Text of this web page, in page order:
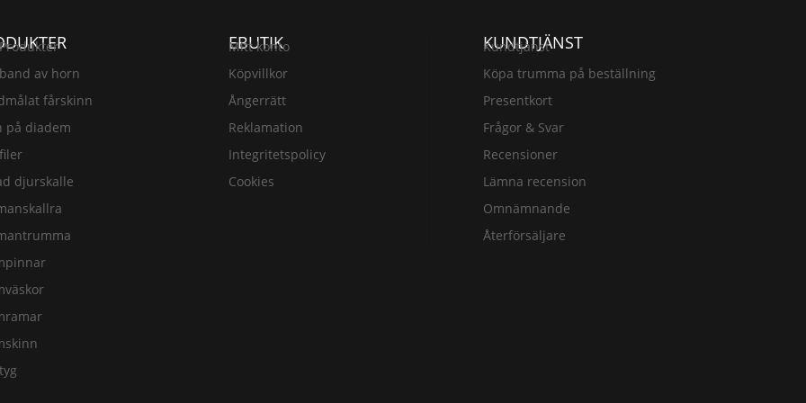
av horn
fårskinn
på diadem
djurskalle
EBUTIK
Mitt konto
Köpvillkor
Ångerrätt
Reklamation
Integritetspolicy
Cookies
KUNDTJÄNST
Kundtjänst
Köpa trumma på beställning
Presentkort
Frågor & Svar
Recensioner
Lämna recension
Omnämnande
Återförsäljare